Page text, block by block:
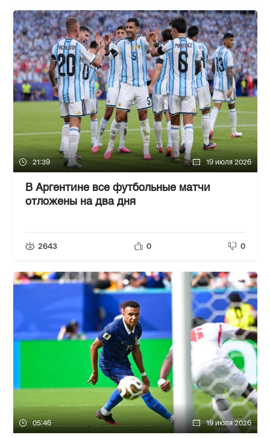
21:39 19 июля 2026
В Аргентине все футбольные матчи
отложены на два дня
2643 0 0
05:46 19 июля 2026